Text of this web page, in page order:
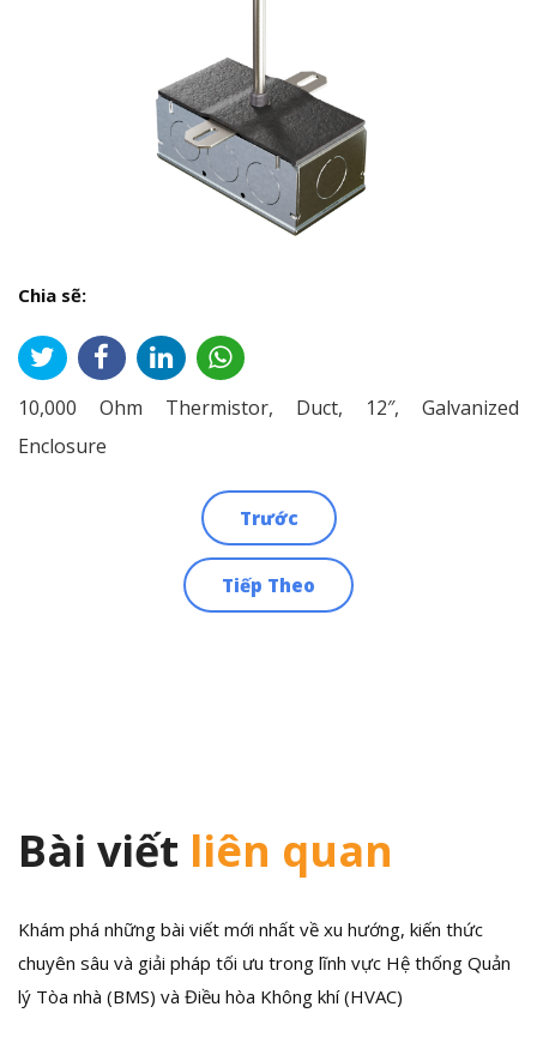
Chia sẽ:
10,000 Ohm Thermistor, Duct, 12″, Galvanized
Enclosure
Trước
Tiếp Theo
Bài viết liên quan
Khám phá những bài viết mới nhất về xu hướng, kiến thức
chuyên sâu và giải pháp tối ưu trong lĩnh vực Hệ thống Quản
lý Tòa nhà (BMS) và Điều hòa Không khí (HVAC)